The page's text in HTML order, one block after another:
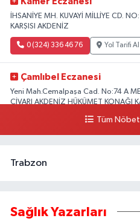
İHSANİYE MH. KUVAYİ MİLLİYE CD.
KARŞISI AKDENİZ
0 (324) 336 46 76 Yol Tarifi Al
Çamlıbel Eczanesi
Yeni Mah.Cemalpaşa Cad. No:74 A
CİVARI AKDENİZ HÜKÜMET KONAĞI
Yol Tarifi
Tüm
Trabzon
Sağlık Yazarları